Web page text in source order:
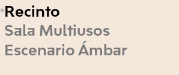
Recinto
Sala Multiusos
Escenario Ámbar